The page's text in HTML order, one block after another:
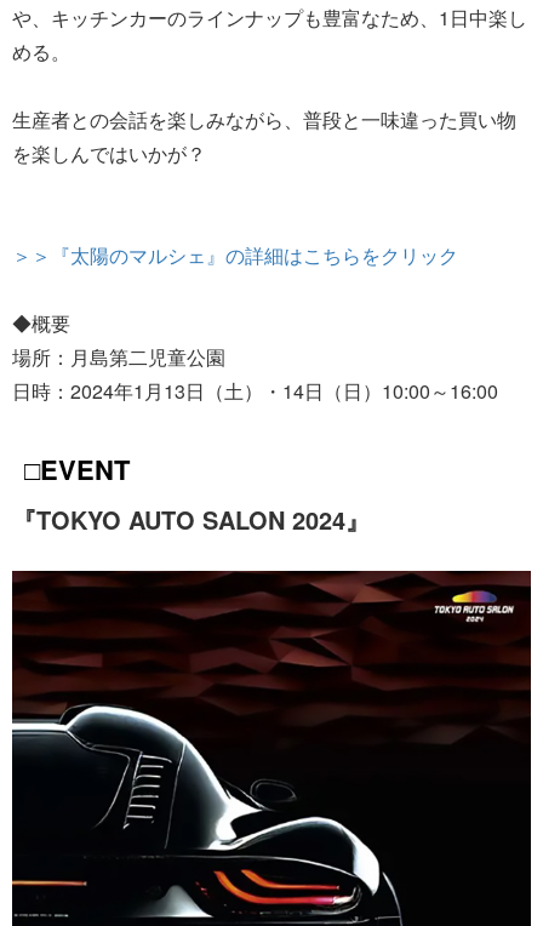
や、キッチンカーのラインナップも豊富なため、1日中楽し
める。
生産者との会話を楽しみながら、普段と一味違った買い物
を楽しんではいかが？
＞＞『太陽のマルシェ』の詳細はこちらをクリック
◆概要
場所：月島第二児童公園
日時：2024年1月13日（土）・14日（日）10:00～16:00
□EVENT
『TOKYO AUTO SALON 2024』